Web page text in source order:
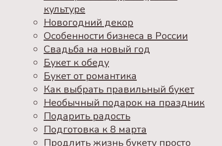
культуре
Новогодний декор
Особенности бизнеса в России
Свадьба на новый год
Букет к обеду
Букет от романтика
Как выбрать правильный букет
Необычный подарок на праздник
Подарить радость
Подготовка к 8 марта
Продлить жизнь букету просто